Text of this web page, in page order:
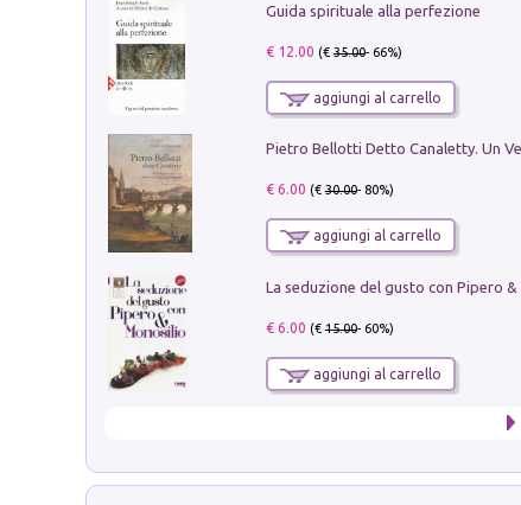
Guida spirituale alla perfezione
€ 12.00 (€35.00- 66%)
aggiungi al carrello
€ 6.00 (€30.00- 80%)
aggiungi al carrello
€ 6.00 (€15.00- 60%)
aggiungi al carrello